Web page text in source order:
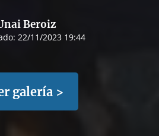
Beroiz
22/11/2023 19:44
galería >